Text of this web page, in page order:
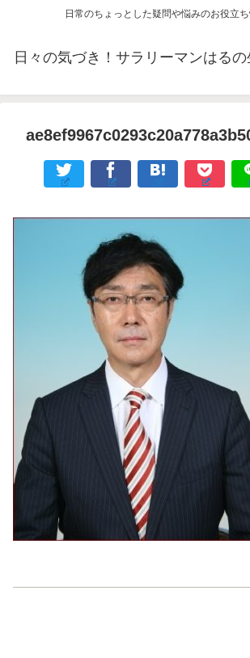
日常のちょっとした疑問や悩みのお役立
日々の気づき！サラリーマンはる